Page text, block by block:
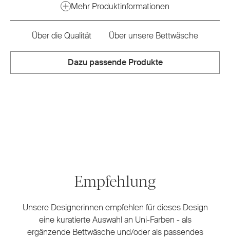
Mehr Produktinformationen
Über die Qualität Über unsere Bettwäsche
Dazu passende Produkte
Empfehlung
Unsere Designerinnen empfehlen für dieses Design
eine kuratierte Auswahl an Uni-Farben - als
ergänzende Bettwäsche und/oder als passendes